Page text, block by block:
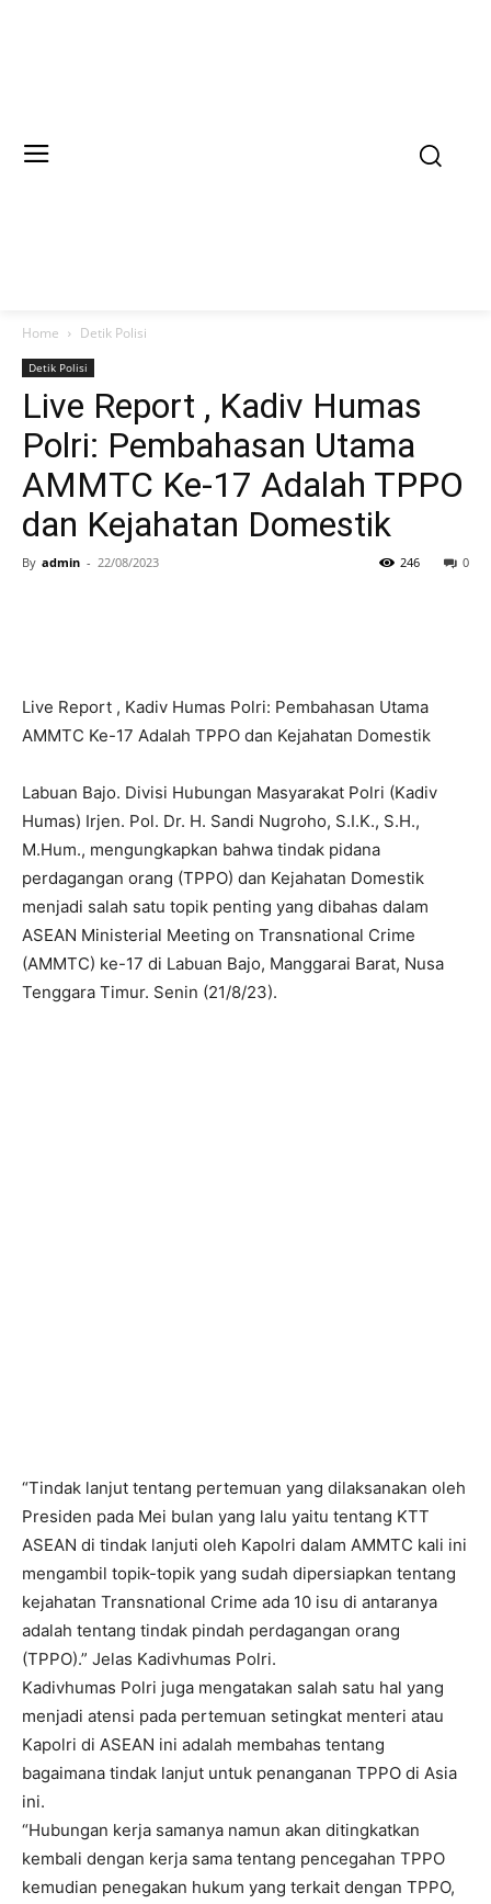
Home Detik Polisi
Detik Polisi
Live Report , Kadiv Humas
Polri: Pembahasan Utama
AMMTC Ke-17 Adalah TPPO
dan Kejahatan Domestik
By admin - 22/08/2023 0
246
Live Report , Kadiv Humas Polri: Pembahasan Utama
AMMTC Ke-17 Adalah TPPO dan Kejahatan Domestik
Labuan Bajo. Divisi Hubungan Masyarakat Polri (Kadiv
Humas) Irjen. Pol. Dr. H. Sandi Nugroho, S.I.K., S.H.,
M.Hum., mengungkapkan bahwa tindak pidana
perdagangan orang (TPPO) dan Kejahatan Domestik
menjadi salah satu topik penting yang dibahas dalam
ASEAN Ministerial Meeting on Transnational Crime
(AMMTC) ke-17 di Labuan Bajo, Manggarai Barat, Nusa
Tenggara Timur. Senin (21/8/23).
“Tindak lanjut tentang pertemuan yang dilaksanakan oleh
Presiden pada Mei bulan yang lalu yaitu tentang KTT
ASEAN di tindak lanjuti oleh Kapolri dalam AMMTC kali ini
mengambil topik-topik yang sudah dipersiapkan tentang
kejahatan Transnational Crime ada 10 isu di antaranya
adalah tentang tindak pindah perdagangan orang
(TPPO).” Jelas Kadivhumas Polri.
Kadivhumas Polri juga mengatakan salah satu hal yang
menjadi atensi pada pertemuan setingkat menteri atau
Kapolri di ASEAN ini adalah membahas tentang
bagaimana tindak lanjut untuk penanganan TPPO di Asia
ini.
“Hubungan kerja samanya namun akan ditingkatkan
kembali dengan kerja sama tentang pencegahan TPPO
kemudian penegakan hukum yang terkait dengan TPPO,